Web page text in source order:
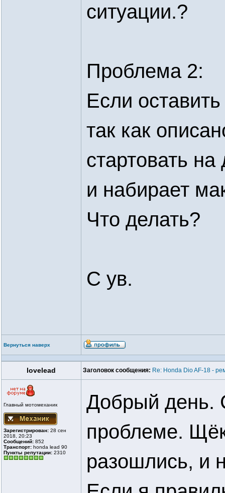
ситуации.?
Проблема 2:
Если
так как
стартовать
и набирает
Что делать?
С ув.
Вернуться наверх
lovelead Заголовок сообщения: Re: Honda Dio AF-18 -
Главный мотомеханик
Зарегистрирован: 28 сен
2018, 20:23
Сообщений: 852
Транспорт: honda lead 90
Пункты репутации: 2310
Добрый день.
проблеме.
разошлись, и